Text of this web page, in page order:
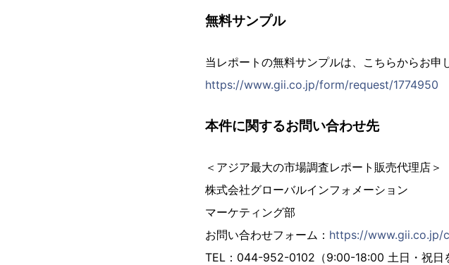
無料サンプル
当レポートの無料サンプルは、こちらからお申
https://www.gii.co.jp/form/request/1774950
本件に関するお問い合わせ先
＜アジア最大の市場調査レポート販売代理店＞
株式会社グローバルインフォメーション
マーケティング部
お問い合わせフォーム： https://www.gii.co.jp/
TEL：044-952-0102（9:00-18:00 土日・祝日